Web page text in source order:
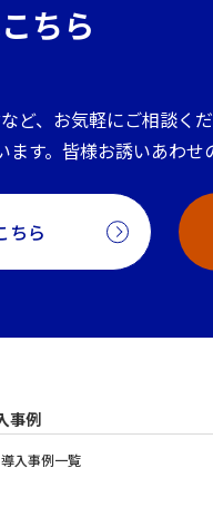
ちら
ど、お気軽にご相談くだ
す。皆様お誘いあわせ
ちら
事例
導入事例一覧